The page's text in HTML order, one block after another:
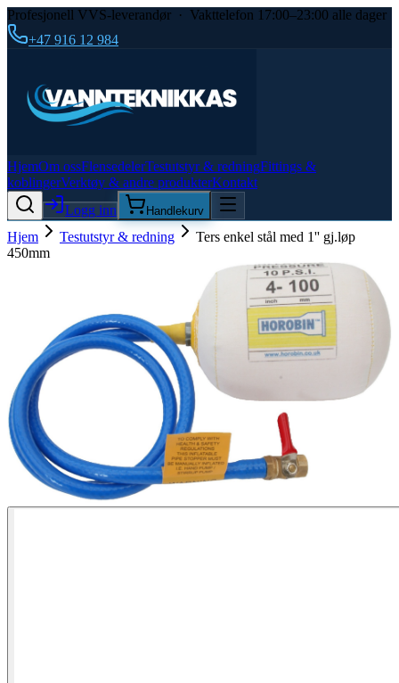
Profesjonell VVS-leverandør · Vakttelefon 17:00–23:00 alle dager
+47 916 12 984
HjemOm ossFlensedelerTestutstyr & redningFittings &
koblingerVerktøy & andre produkterKontakt
Logg inn
Handlekurv
Hjem Testutstyr & redning
Ters enkel stål med 1'' gj.løp
450mm